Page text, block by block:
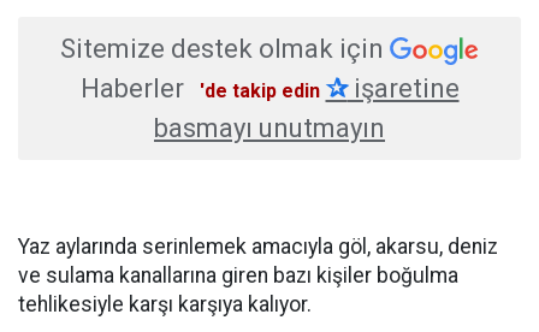
Sitemize destek olmak için
Haberler
'de takip edin ✰işaretine
basmayı unutmayın
Yaz aylarında serinlemek amacıyla göl, akarsu, deniz
ve sulama kanallarına giren bazı kişiler boğulma
tehlikesiyle karşı karşıya kalıyor.